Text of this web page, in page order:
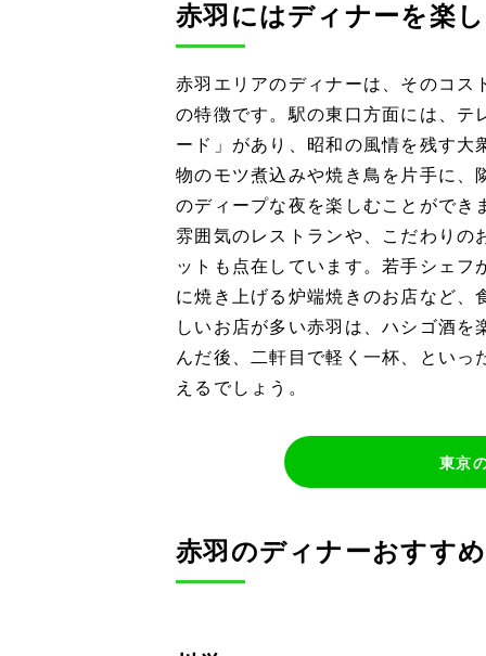
赤羽にはディナーを楽
赤羽エリアのディナーは、そのコ
の特徴です。駅の東口方面には、
ード」があり、昭和の風情を残す
物のモツ煮込みや焼き鳥を片手に
のディープな夜を楽しむことがで
雰囲気のレストランや、こだわり
ットも点在しています。若手シェ
に焼き上げる炉端焼きのお店など
しいお店が多い赤羽は、ハシゴ酒
んだ後、二軒目で軽く一杯、とい
えるでしょう。
東京
赤羽のディナーおす